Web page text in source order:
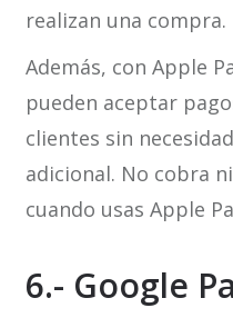
realizan una compra.
Además, con Apple
pueden aceptar
clientes sin
adicional. No cobra
cuando usas Apple
6.- Google